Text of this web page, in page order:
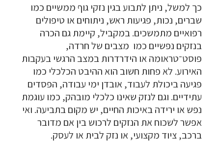
כך למשל, ניתן לתבוע בגין נזקי גוף ממשיים כמו
שברים, נכות, פגיעות ראש, ניתוחים או טיפולים
רפואיים מתמשכים. במקביל, קיימת גם הכרה
בנזקים נפשיים כמו מצבים של חרדה,
פוסט־טראומה או הידרדרות במצב הרגשי בעקבות
האירוע. לא פחות חשוב הוא ההיבט הכלכלי כמו
פגיעה ביכולת לעבוד, אובדן ימי עבודה, הפסדים
עתידיים. וגם לנזק שאינו כלכלי מובהק, כמו עוגמת
נפש או ירידה באיכות החיים, יש מקום בתביעה. ואי
אפשר לשכוח את הנזקים לרכוש בין אם מדובר
ברכב, ציוד מקצועי, או נזק לבית או לעסק.